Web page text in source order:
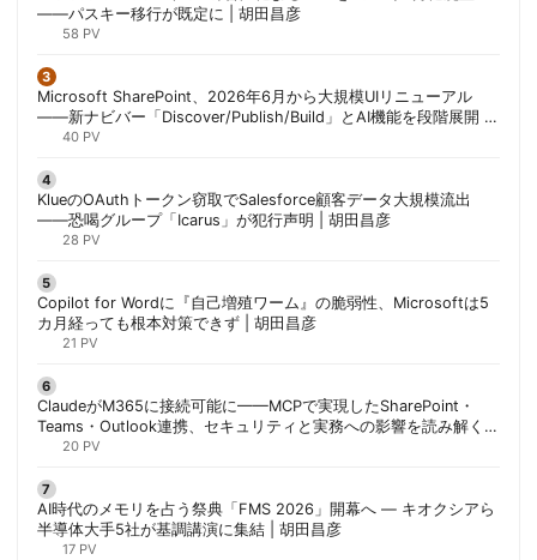
——パスキー移行が既定に | 胡田昌彦
58 PV
Microsoft SharePoint、2026年6月から大規模UIリニューアル
——新ナビバー「Discover/Publish/Build」とAI機能を段階展開 |
胡田昌彦
40 PV
KlueのOAuthトークン窃取でSalesforce顧客データ大規模流出
——恐喝グループ「Icarus」が犯行声明 | 胡田昌彦
28 PV
Copilot for Wordに『自己増殖ワーム』の脆弱性、Microsoftは5
カ月経っても根本対策できず | 胡田昌彦
21 PV
ClaudeがM365に接続可能に——MCPで実現したSharePoint・
Teams・Outlook連携、セキュリティと実務への影響を読み解く |
胡田昌彦
20 PV
AI時代のメモリを占う祭典「FMS 2026」開幕へ ― キオクシアら
半導体大手5社が基調講演に集結 | 胡田昌彦
17 PV